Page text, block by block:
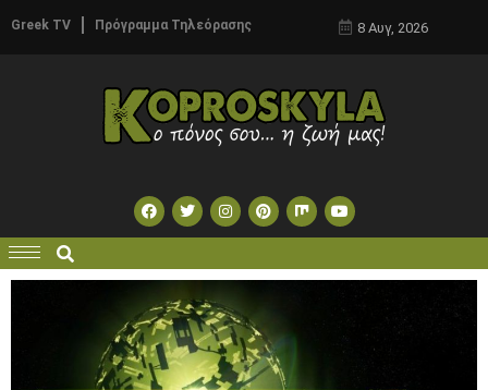
Greek TV Πρόγραμμα Τηλεόρασης 8 Αυγ, 2026